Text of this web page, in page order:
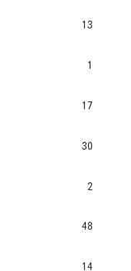
13
1
17
30
2
48
14